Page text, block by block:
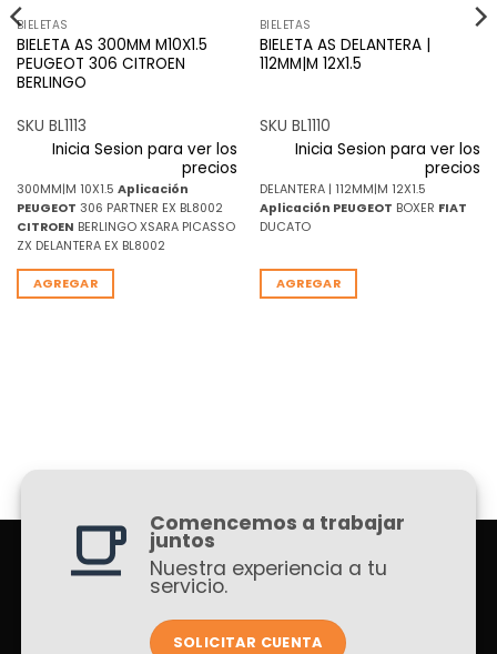
BIELETAS
BIELETA AS 300MM M10X1.5
PEUGEOT 306 CITROEN
BERLINGO
SKU BL1113
Inicia Sesion para ver los
precios
300MM|M 10X1.5 Aplicación
PEUGEOT 306 PARTNER EX BL8002
CITROEN BERLINGO XSARA PICASSO
ZX DELANTERA EX BL8002
AGREGAR
BIELETAS
BIELETA AS DELANTERA |
112MM|M 12X1.5
SKU BL1110
Inicia Sesion para ver los
precios
DELANTERA | 112MM|M 12X1.5
Aplicación PEUGEOT BOXER FIAT
DUCATO
AGREGAR
Comencemos a trabajar
juntos
Nuestra experiencia a tu
servicio.
SOLICITAR CUENTA